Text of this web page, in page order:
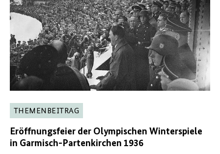
THEMENBEITRAG
Eröffnungsfeier der Olympischen Winterspiele
in Garmisch-Partenkirchen 1936